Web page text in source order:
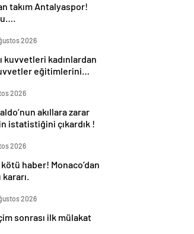
takım Antalyaspor!
2026
kuvvetleri kadınlardan
eğitimlerini
2026
akıllara zarar
istatistiğini çıkardık !
2026
haber! Monaco’dan
2026
sonrası ilk mülakat